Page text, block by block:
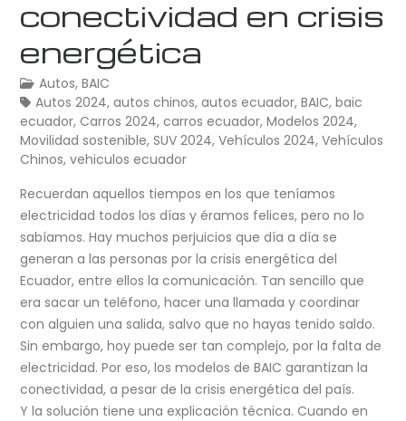
conectividad en crisis
energética
Autos,BAIC
Autos 2024,autos chinos,autos ecuador,BAIC,baic
ecuador,Carros 2024,carros ecuador,Modelos 2024,
Movilidad sostenible,SUV 2024,Vehículos 2024,Vehículos
Chinos,vehiculos ecuador
Recuerdan aquellos tiempos en los que teníamos
electricidad todos los días y éramos felices, pero no lo
sabíamos. Hay muchos perjuicios que día a día se
generan a las personas por la crisis energética del
Ecuador, entre ellos la comunicación. Tan sencillo que
era sacar un teléfono, hacer una llamada y coordinar
con alguien una salida, salvo que no hayas tenido saldo.
Sin embargo, hoy puede ser tan complejo, por la falta de
electricidad. Por eso, los modelos de BAIC garantizan la
conectividad, a pesar de la crisis energética del país.
Y la solución tiene una explicación técnica. Cuando en